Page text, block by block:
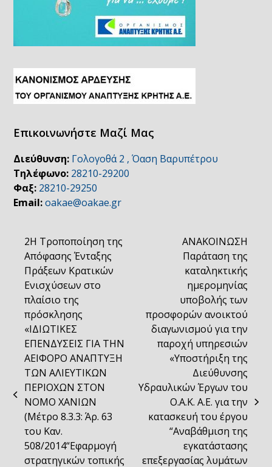
Επικοινωνήστε Μαζί Μας
Διεύθυνση: Γολογοθά 2 , Όαση Βαρυπέτρου
Τηλέφωνο: 28210-29200
Φαξ: 28210-29250
Email: oakae@oakae.gr
previous
post:
2Η Τροποποίηση της
Απόφασης Ένταξης
Πράξεων Κρατικών
Ενισχύσεων στο
πλαίσιο της
πρόσκλησης
«ΙΔΙΩΤΙΚΕΣ
ΕΠΕΝΔΥΣΕΙΣ ΓΙΑ ΤΗΝ
ΑΕΙΦΟΡΟ ΑΝΑΠΤΥΞΗ
ΤΩΝ ΑΛΙΕΥΤΙΚΩΝ
ΠΕΡΙΟΧΩΝ ΣΤΟΝ
ΝΟΜΟ ΧΑΝΙΩΝ
(Μέτρο 8.3.3: Άρ. 63
του Καν.
508/2014“Εφαρμογή
στρατηγικών τοπικής
post:
ΑΝΑΚΟΙΝΩΣΗ
Παράταση της
καταληκτικής
ημερομηνίας
υποβολής των
προσφορών ανοικτού
διαγωνισμού για την
παροχή υπηρεσιών
«Υποστήριξη της
Διεύθυνσης
Υδραυλικών Έργων του
Ο.Α.Κ. Α.Ε. για την
κατασκευή του έργου
“Αναβάθμιση της
εγκατάστασης
επεξεργασίας λυμάτων